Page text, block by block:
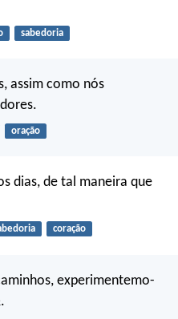
sabedoria
assim como nós
oração
dias, de tal maneira que
coração
experimentemo-
.